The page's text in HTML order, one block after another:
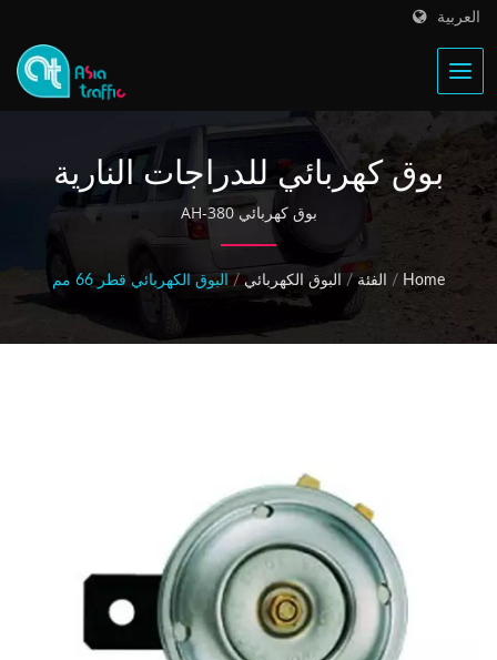
العربية
بوق كهربائي للدراجات النارية
بوق كهربائي AH-380
Home
/ الفئة / البوق الكهربائي / البوق الكهربائي قطر 66 مم